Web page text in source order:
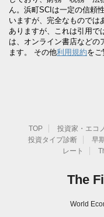
ん。浜町SCIは一定の信頼
いますが、完全なものでは
ありますが、これは引用で
は、オンライン書店などの
ます。 その他利用規約をご
TOP 投資家・エコ
投資タイプ診断
早
レート
The
World